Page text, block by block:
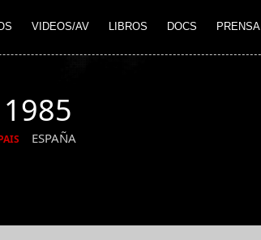
VIDEOS/AV LIBROS DOCS PRENSA
1985
ESPAÑA